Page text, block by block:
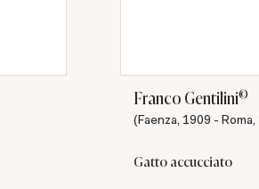
Franco Gentilini©
(Faenza, 1909 -
Gatto accucciato